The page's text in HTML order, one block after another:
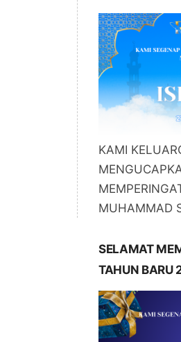
KAMI
MUHAMMAD
SELAMAT
TAHUN BARU